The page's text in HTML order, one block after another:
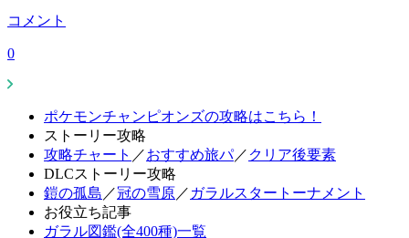
コメント
0
ポケモンチャンピオンズの攻略はこちら！
ストーリー攻略
攻略チャート ／おすすめ旅パ／ クリア後要素
DLCストーリー攻略
鎧の孤島 ／冠の雪原／ ガラルスタートーナメント
お役立ち記事
ガラル図鑑(全400種)一覧